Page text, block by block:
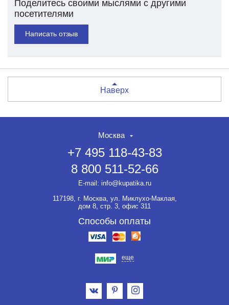
Поделитесь своими мыслями с другими
посетителями
Написать отзыв
Наверх
Москва
+7 495 118-43-83
8 800 511-52-66
E-mail: info@kupatika.ru
117198, г. Москва, ул. Миклухо-Маклая,
дом 8, стр. 3, офис 311
Способы оплаты
еще